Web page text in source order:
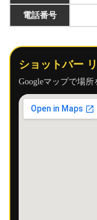
電話番号
ショットバー
Googleマップで場所